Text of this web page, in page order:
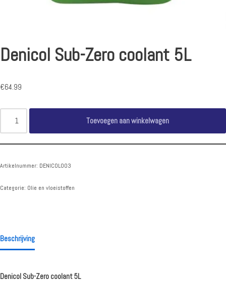
Denicol Sub-Zero coolant 5L
€64.99
Toevoegen aan winkelwagen
Artikelnummer: DENICOL003
Categorie: Olie en vloeistoffen
Beschrijving
Denicol Sub-Zero coolant 5L